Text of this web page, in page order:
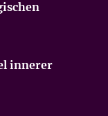
innerer